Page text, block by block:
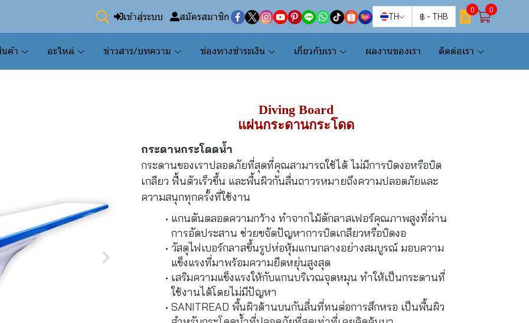
เข้าสู่ระบบ สมัครสมาชิก TH ฿ - THB
0 0
ค้า อะไหล่ ข่าวสาร/บทความ ช่องทางชำระเงิน เกี่ยวกับเรา ผลงานของเรา ติดต่อเรา
Diving Board
แผ่นกระดานกระโดด
กระดานกระโดดน้ำ
กระดานของเราปลอดภัยที่สุดที่คุณสามารถใช้ได้ ไม่มีการบิดงอหรือบิด
เกลียว ฟื้นตัวเร็วขึ้น และพื้นผิวกันลื่นถาวรหมายถึงความปลอดภัยและ
ความสนุกทุกครั้งที่ใช้งาน
แกนตันตลอดความกว้าง ทำจากไม้ดักลาสเฟอร์คุณภาพสูงที่ผ่าน
การอัดประสาน ช่วยขจัดปัญหาการบิดเกลียวหรือบิดงอ
วัสดุไฟเบอร์กลาสขึ้นรูปห่อหุ้มแกนกลางอย่างสมบูรณ์ มอบความ
แข็งแรงที่มาพร้อมความยืดหยุ่นสูงสุด
เสริมความแข็งแรงให้กับแกนบริเวณจุดหมุน ทำให้เป็นกระดานที่
ใช้งานได้โดยไม่มีปัญหา
SANITREAD พื้นผิวด้านบนกันลื่นที่ทนต่อการสึกหรอ เป็นพื้นผิว